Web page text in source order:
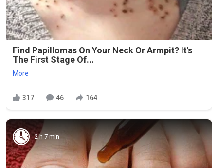
Find Papillomas On Your Neck Or Armpit? It's
The First Stage Of...
More
317 46 164
2 h 7 min